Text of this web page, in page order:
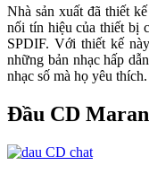
Nhà sản xuất đã thiết
nối tín hiệu của thiết bị
SPDIF. Với thiết kế
những bản nhạc hấp
nhạc số mà họ yêu thích.
Đầu CD